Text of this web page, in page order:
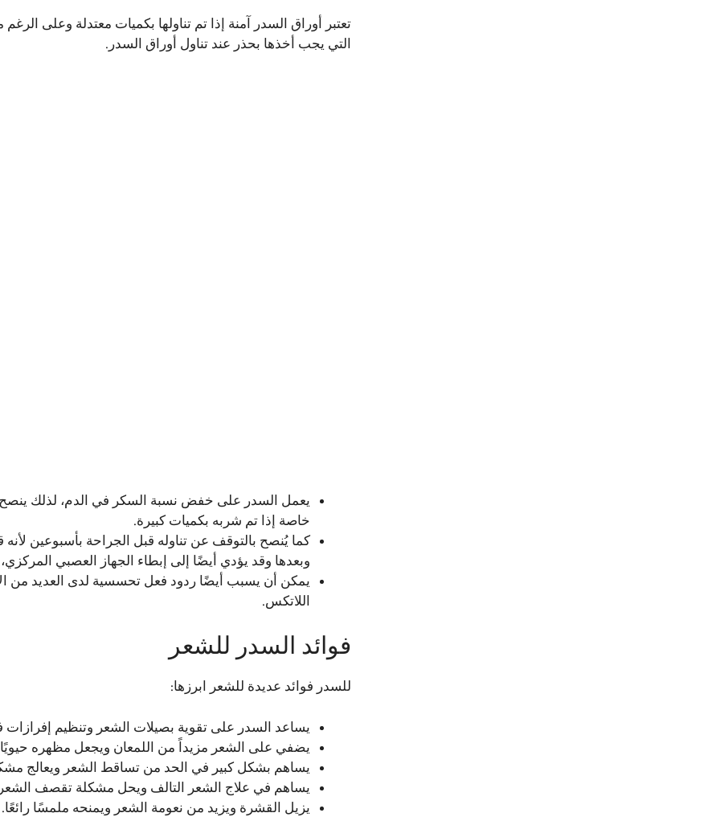
تعتبر أوراق السدر آمنة إذا تم تناولها بكميات معتدلة وعلى
التي يجب أخذها بحذر عند تناول أوراق السدر.
يعمل السدر على خفض نسبة السكر في الدم، لذلك ينصح
خاصة إذا تم شربه بكميات كبيرة.
كما يُنصح بالتوقف عن تناوله قبل الجراحة بأسبوعين
وبعدها وقد يؤدي أيضًا إلى إبطاء الجهاز العصبي
يمكن أن يسبب أيضًا ردود فعل تحسسية لدى العديد من
اللاتكس.
فوائد السدر للشعر
للسدر فوائد عديدة للشعر ابرزها:
يساعد السدر على تقوية بصيلات الشعر وتنظيم
يضفي على الشعر مزيداً من اللمعان ويجعل مظهره حيويًا
يساهم بشكل كبير في الحد من تساقط الشعر ويعالج
يساهم في علاج الشعر التالف ويحل مشكلة تقصف
يزيل القشرة ويزيد من نعومة الشعر ويمنحه ملمسًا رائعًا.